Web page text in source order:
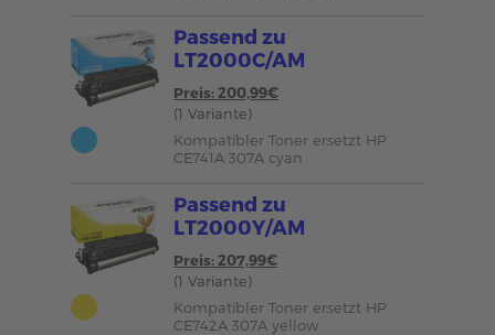
Passend zu
LT2000C/AM
Preis: 200,99€
(1 Variante)
Kompatibler Toner ersetzt HP
CE741A 307A cyan
Passend zu
LT2000Y/AM
Preis: 207,99€
(1 Variante)
Kompatibler Toner ersetzt HP
CE742A 307A yellow